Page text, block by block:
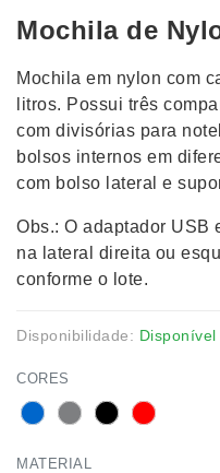
Mochila de
Mochila em nylon com
litros. Possui três
com divisórias para
bolsos internos em
com bolso lateral e
Obs.: O adaptador USB
na lateral direita ou
conforme o lote.
Disponibilidade: Disponível
CORES
MATERIAL